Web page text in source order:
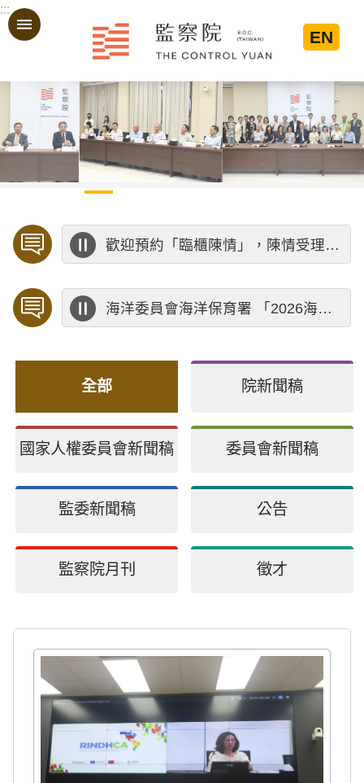
跳到主要內容區塊
:::
EN
歡迎預約「臨櫃陳情」，陳情受理中心將優先排定人員與您接談，釐清案情爭點後收案處理，以節省您的寶貴時間。
海洋委員會海洋保育署 「2026海洋保育創意短影音競賽」活動
全部 院新聞稿
國家人權委員會新聞稿 委員會新聞稿
監委新聞稿 公告
監察院月刊 徵才